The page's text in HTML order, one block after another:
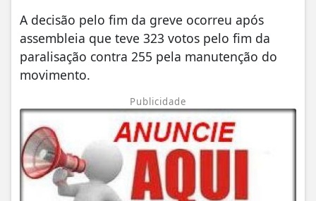
A decisão pelo fim da greve ocorreu após
assembleia que teve 323 votos pelo fim da
paralisação contra 255 pela manutenção do
movimento.
Publicidade